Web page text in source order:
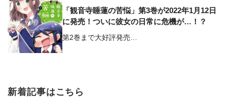
「観音寺睡蓮の苦悩」第3巻が2022年1月12日
に発売！ついに彼女の日常に危機が…！？
第2巻まで大好評発売…
新着記事はこちら